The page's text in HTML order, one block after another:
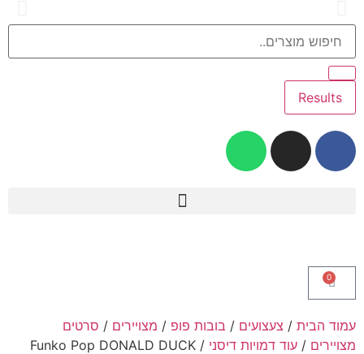
זמן אספקה 1-3 ימי עסקים
Results
0
עמוד הבית / צעצועים / בובות פופ / מצויירים / סרטים
מצויירים / עוד דמויות דיסני
/ Funko Pop DONALD DUCK